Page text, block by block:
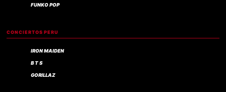
FUNKO POP
CONCIERTOS PERU
IRON MAIDEN
B T S
GORILLAZ